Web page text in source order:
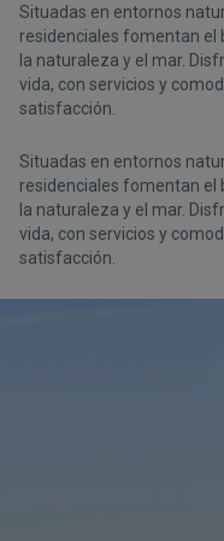
Situadas en entornos
residenciales fomentan el
la naturaleza y el mar.
vida, con servicios y
satisfacción.
Situadas en entornos
residenciales fomentan el
la naturaleza y el mar.
vida, con servicios y
satisfacción.